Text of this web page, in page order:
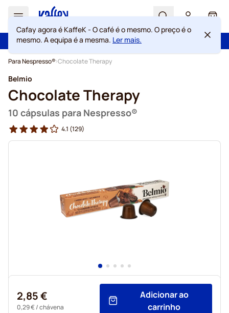
Ir para o Conteúdo
Search Cart
Portes grátis acima de 49 €
100 dias de direito de rescisão
Cafay agora é KaffeK - O café é o mesmo. O preço é o
mesmo. A equipa é a mesma. Ler mais.
Para Nespresso® Chocolate Therapy
Belmio
Chocolate Therapy
10 cápsulas para Nespresso®
4.1 (129)
2,85 €
0,29 €/ chávena
Adicionar ao
carrinho